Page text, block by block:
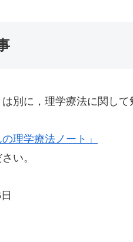
別に，理学療法に関し
の理学療法ノート」
い。